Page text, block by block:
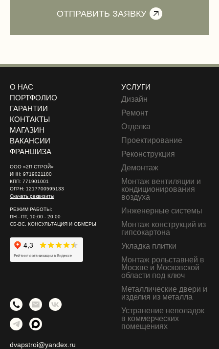
О НАС
ПОРТФОЛИО
ГАРАНТИИ
КОНТАКТЫ
МАГАЗИН
ВАКАНСИИ
ФРАНШИЗА
ООО «2П СТРОЙ»
ИНН: 9719021180
КПП: 771901001
ОГРН: 1217700595133
Скачать реквизиты
РЕЖИМ РАБОТЫ:
ПН - ПТ, 10:00 - 20:00
СБ-ВС, КОНСУЛЬТАЦИЯ И ОБМЕРЫ
УСЛУГИ
Дизайн
Ремонт
Отделка
Проектирование
Реконструкция
Демонтаж
Монтаж вентиляции и
кондиционирования
воздуха
Инженерные системы
Монтаж конструкций из
гипсокартона
Укладка плитки
Монтаж рольставней в
Москве и Московской
области под ключ
Металлические двери и
изделия из металла
Устранение неполадок
в коммерческих
помещениях
dvapstroi@yandex.ru